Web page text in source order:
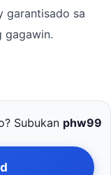
garantisado sa
gagawin.
Subukan phw99